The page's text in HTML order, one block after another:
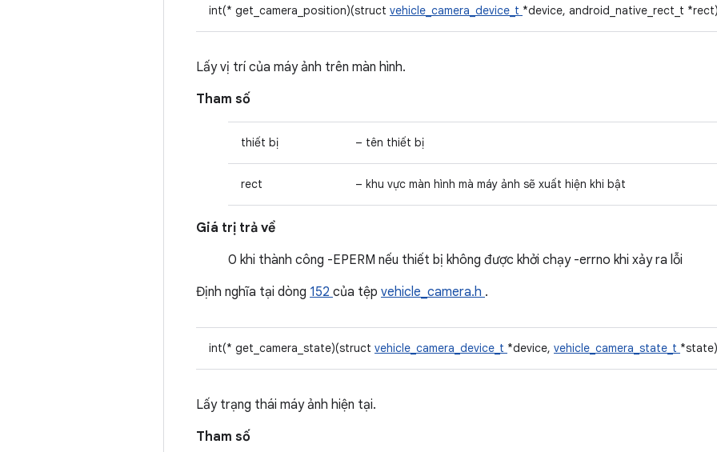
int(* get_camera_position)(struct vehicle_camera_device_t *device, android_native_rect_t
Lấy vị trí của máy ảnh trên màn hình.
Tham số
thiết bị – tên thiết bị
rect – khu vực màn hình mà máy ảnh sẽ xuất hiện khi bật
Giá trị trả về
0 khi thành công -EPERM nếu thiết bị không được khởi chạy -errno khi xảy ra lỗi
Định nghĩa tại dòng 152 của tệp vehicle_camera.h .
int(* get_camera_state)(struct vehicle_camera_device_t *device, vehicle_camera_state_t *state)
Lấy trạng thái máy ảnh hiện tại.
Tham số